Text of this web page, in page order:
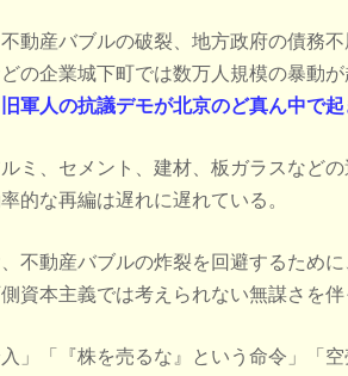
動産バブルの破裂、地方政府の債務
の企業城下町では数万人規模の暴動
軍人の抗議デモが北京のど真ん中で起
ミ、セメント、建材、板ガラスなど
的な再編は遅れに遅れている。
不動産バブルの炸裂を回避するため
資本主義では考えられない無謀さを伴
」「『株を売るな』という命令」「空